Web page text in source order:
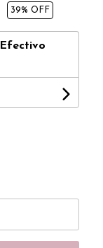
39% OFF
Efectivo